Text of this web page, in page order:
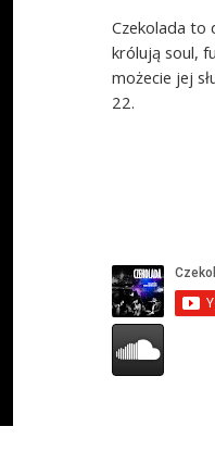
Czekolada to
królują soul,
możecie jej
22.